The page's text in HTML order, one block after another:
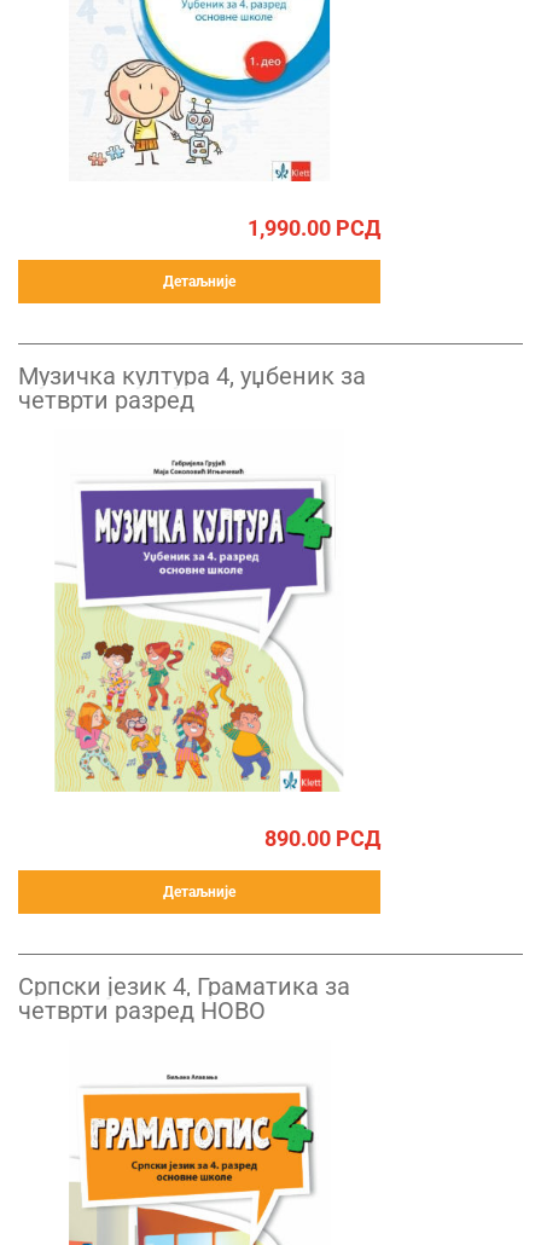
1,990.00 РСД
Детаљније
Музичка култура 4, уџбеник за
четврти разред
890.00 РСД
Детаљније
Српски језик 4, Граматика за
четврти разред НОВО